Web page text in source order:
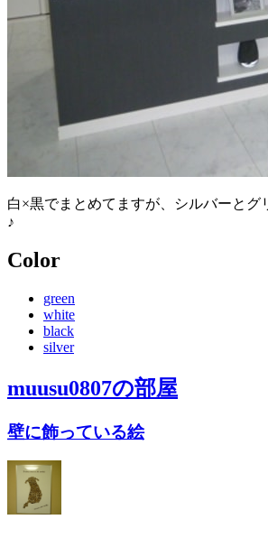
白×黒でまとめてますが、シルバーとグ
♪
Color
green
white
black
silver
muusu0807の部屋
壁に飾っている絵